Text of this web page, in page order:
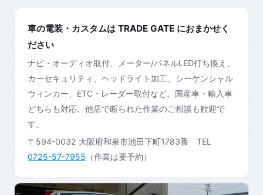
車の電装・カスタムは TRADE GATE におまかせく
ださい
ナビ・オーディオ取付、メーター/パネルLED打ち換え、
カーセキュリティ、ヘッドライト加工、シーケンシャル
ウィンカー、ETC・レーダー取付など。国産車・輸入車
どちらも対応、他店で断られた作業のご相談も歓迎で
す。
〒594-0032 大阪府和泉市池田下町1783番 TEL
0725-57-7955 （作業は要予約）